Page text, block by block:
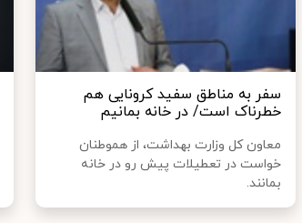
سفر به مناطق سفید کرونایی هم
خطرناک است/ در خانه بمانیم
معاون کل وزارت بهداشت، از هموطنان
خواست در تعطیلات پیش رو در خانه
بمانند.